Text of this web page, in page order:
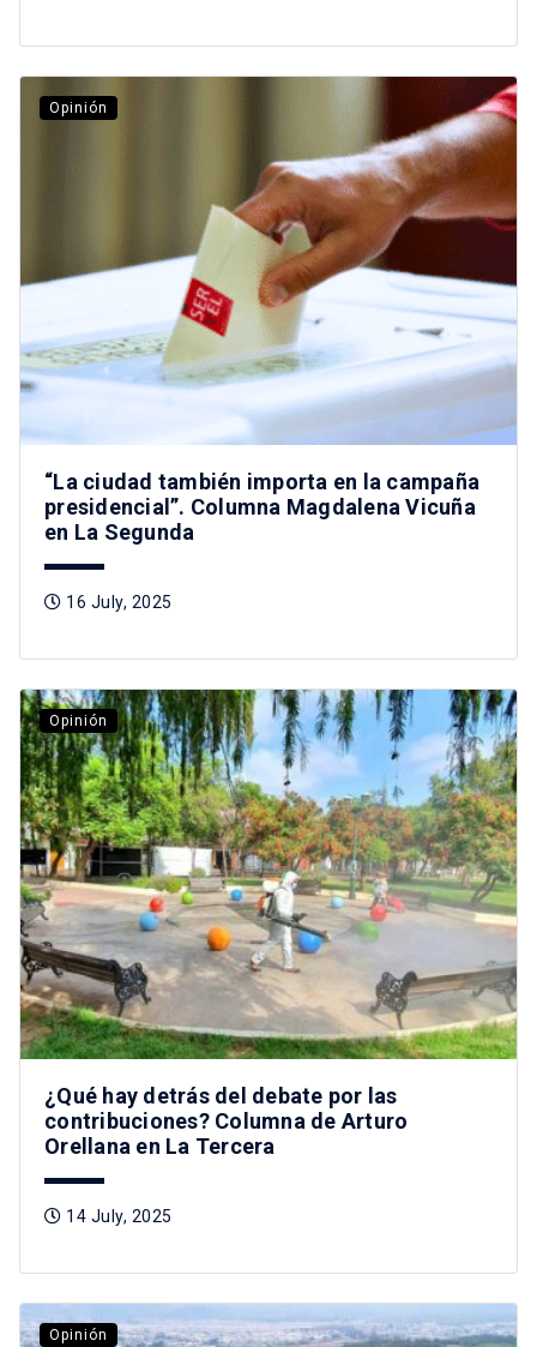
Opinión
“La ciudad también importa en la campaña
presidencial”. Columna Magdalena Vicuña
en La Segunda
16 July, 2025
Opinión
¿Qué hay detrás del debate por las
contribuciones? Columna de Arturo
Orellana en La Tercera
14 July, 2025
Opinión